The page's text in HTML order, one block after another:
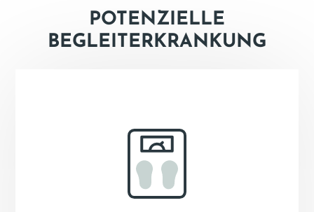
POTENZIELLE
BEGLEITERKRANKUNG